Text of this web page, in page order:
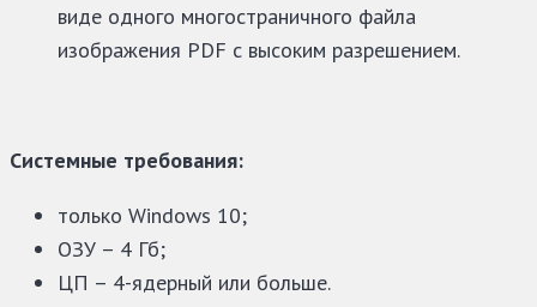
виде одного многостраничного файла
изображения PDF с высоким разрешением.
Системные требования:
только Windows 10;
ОЗУ – 4 Гб;
ЦП – 4-ядерный или больше.